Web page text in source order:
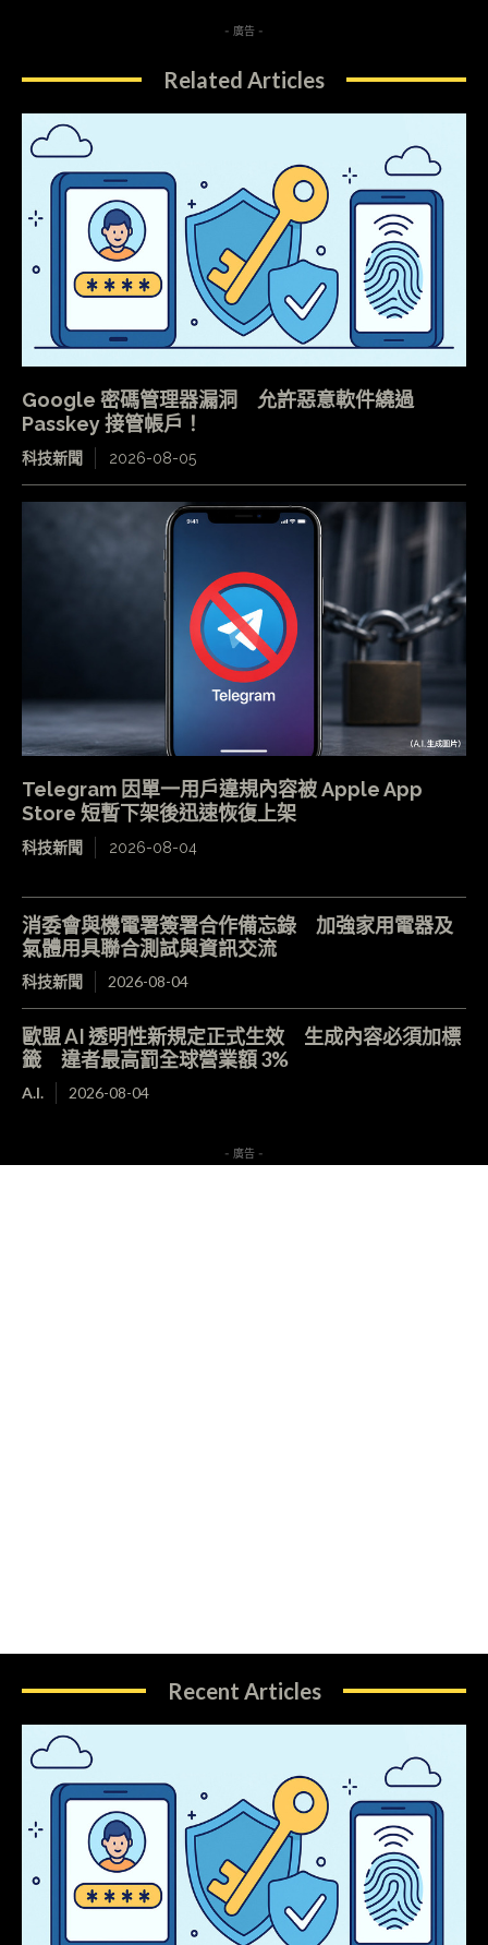
- 廣告 -
Related Articles
Google 密碼管理器漏洞 允許惡意軟件繞過
Passkey 接管帳戶！
科技新聞 2026-08-05
Telegram 因單一用戶違規內容被 Apple App
Store 短暫下架後迅速恢復上架
科技新聞 2026-08-04
消委會與機電署簽署合作備忘錄 加強家用電器及
氣體用具聯合測試與資訊交流
科技新聞 2026-08-04
歐盟 AI 透明性新規定正式生效 生成內容必須加標
籤 違者最高罰全球營業額 3%
A.I. 2026-08-04
- 廣告 -
Recent Articles